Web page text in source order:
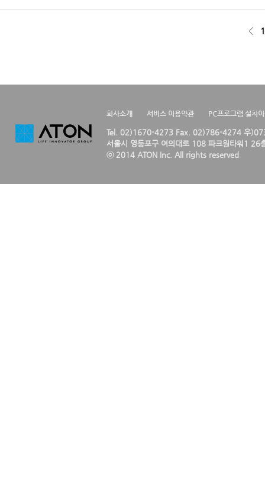
< 1
회사소개 서비스 이용약관 PC프로그램 설치
Tel. 02)1670-4273 Fax. 02)786-4274 우
서울시 영등포구 여의대로 108 파크원타워1 26
ⓒ 2014 ATON Inc. All rights reserved